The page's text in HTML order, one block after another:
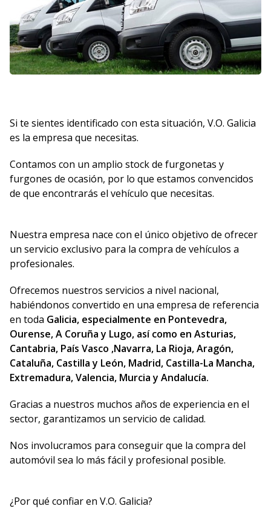
Si te sientes identificado con esta situación, V.O. Galicia
es la empresa que necesitas.
Contamos con un amplio stock de furgonetas y
furgones de ocasión, por lo que estamos convencidos
de que encontrarás el vehículo que necesitas.
Nuestra empresa nace con el único objetivo de ofrecer
un servicio exclusivo para la compra de vehículos a
profesionales.
Ofrecemos nuestros servicios a nivel nacional,
habiéndonos convertido en una empresa de referencia
en toda Galicia, especialmente en Pontevedra,
Ourense, A Coruña y Lugo, así como en Asturias,
Cantabria, País Vasco ,Navarra, La Rioja, Aragón,
Cataluña, Castilla y León, Madrid, Castilla-La Mancha,
Extremadura, Valencia, Murcia y Andalucía.
Gracias a nuestros muchos años de experiencia en el
sector, garantizamos un servicio de calidad.
Nos involucramos para conseguir que la compra del
automóvil sea lo más fácil y profesional posible.
¿Por qué confiar en V.O. Galicia?